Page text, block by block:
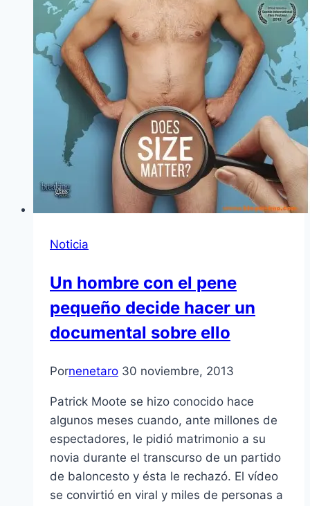
Noticia
Un hombre con el pene
pequeño decide hacer un
documental sobre ello
Pornenetaro 30 noviembre, 2013
Patrick Moote se hizo conocido hace
algunos meses cuando, ante millones de
espectadores, le pidió matrimonio a su
novia durante el transcurso de un partido
de baloncesto y ésta le rechazó. El vídeo
se convirtió en viral y miles de personas a